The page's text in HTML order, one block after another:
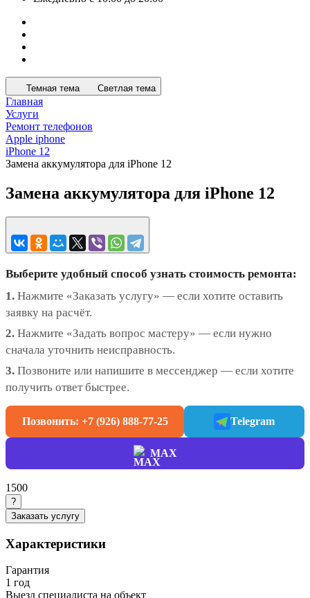
Темная тема Светлая тема
Главная
Услуги
Ремонт телефонов
Apple iphone
iPhone 12
Замена аккумулятора для iPhone 12
Замена аккумулятора для iPhone 12
Выберите удобный способ узнать стоимость ремонта:
1. Нажмите «Заказать услугу» — если хотите оставить
заявку на расчёт.
2. Нажмите «Задать вопрос мастеру» — если нужно
сначала уточнить неисправность.
3. Позвоните или напишите в мессенджер — если хотите
получить ответ быстрее.
Позвонить: +7 (926) 888-77-25 Telegram
MAX
1500
?
Заказать услугу
Характеристики
Гарантия
1 год
Выезд специалиста на объект